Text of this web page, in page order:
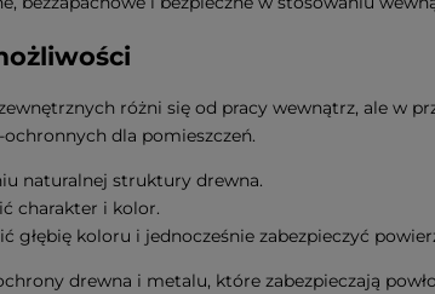
różni się od pracy wewnątrz, ale w
dla pomieszczeń.
naturalnej struktury drewna.
charakter i kolor.
głębię koloru i jednocześnie zabezpieczyć
drewna i metalu, które zabezpieczają